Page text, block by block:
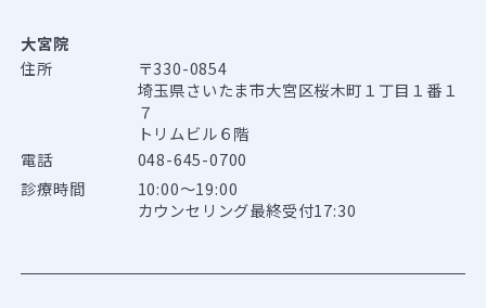
大宮院
住所
〒330-0854
埼玉県さいたま市大宮区桜木町１丁目１番１
７
トリムビル６階
電話
048-645-0700
診療時間
10:00～19:00
カウンセリング最終受付17:30